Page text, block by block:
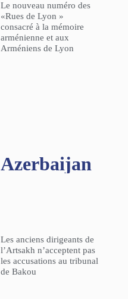
Le nouveau numéro des
«Rues de Lyon »
consacré à la mémoire
arménienne et aux
Arméniens de Lyon
Azerbaijan
Les anciens dirigeants de
l’Artsakh n’acceptent pas
les accusations au tribunal
de Bakou